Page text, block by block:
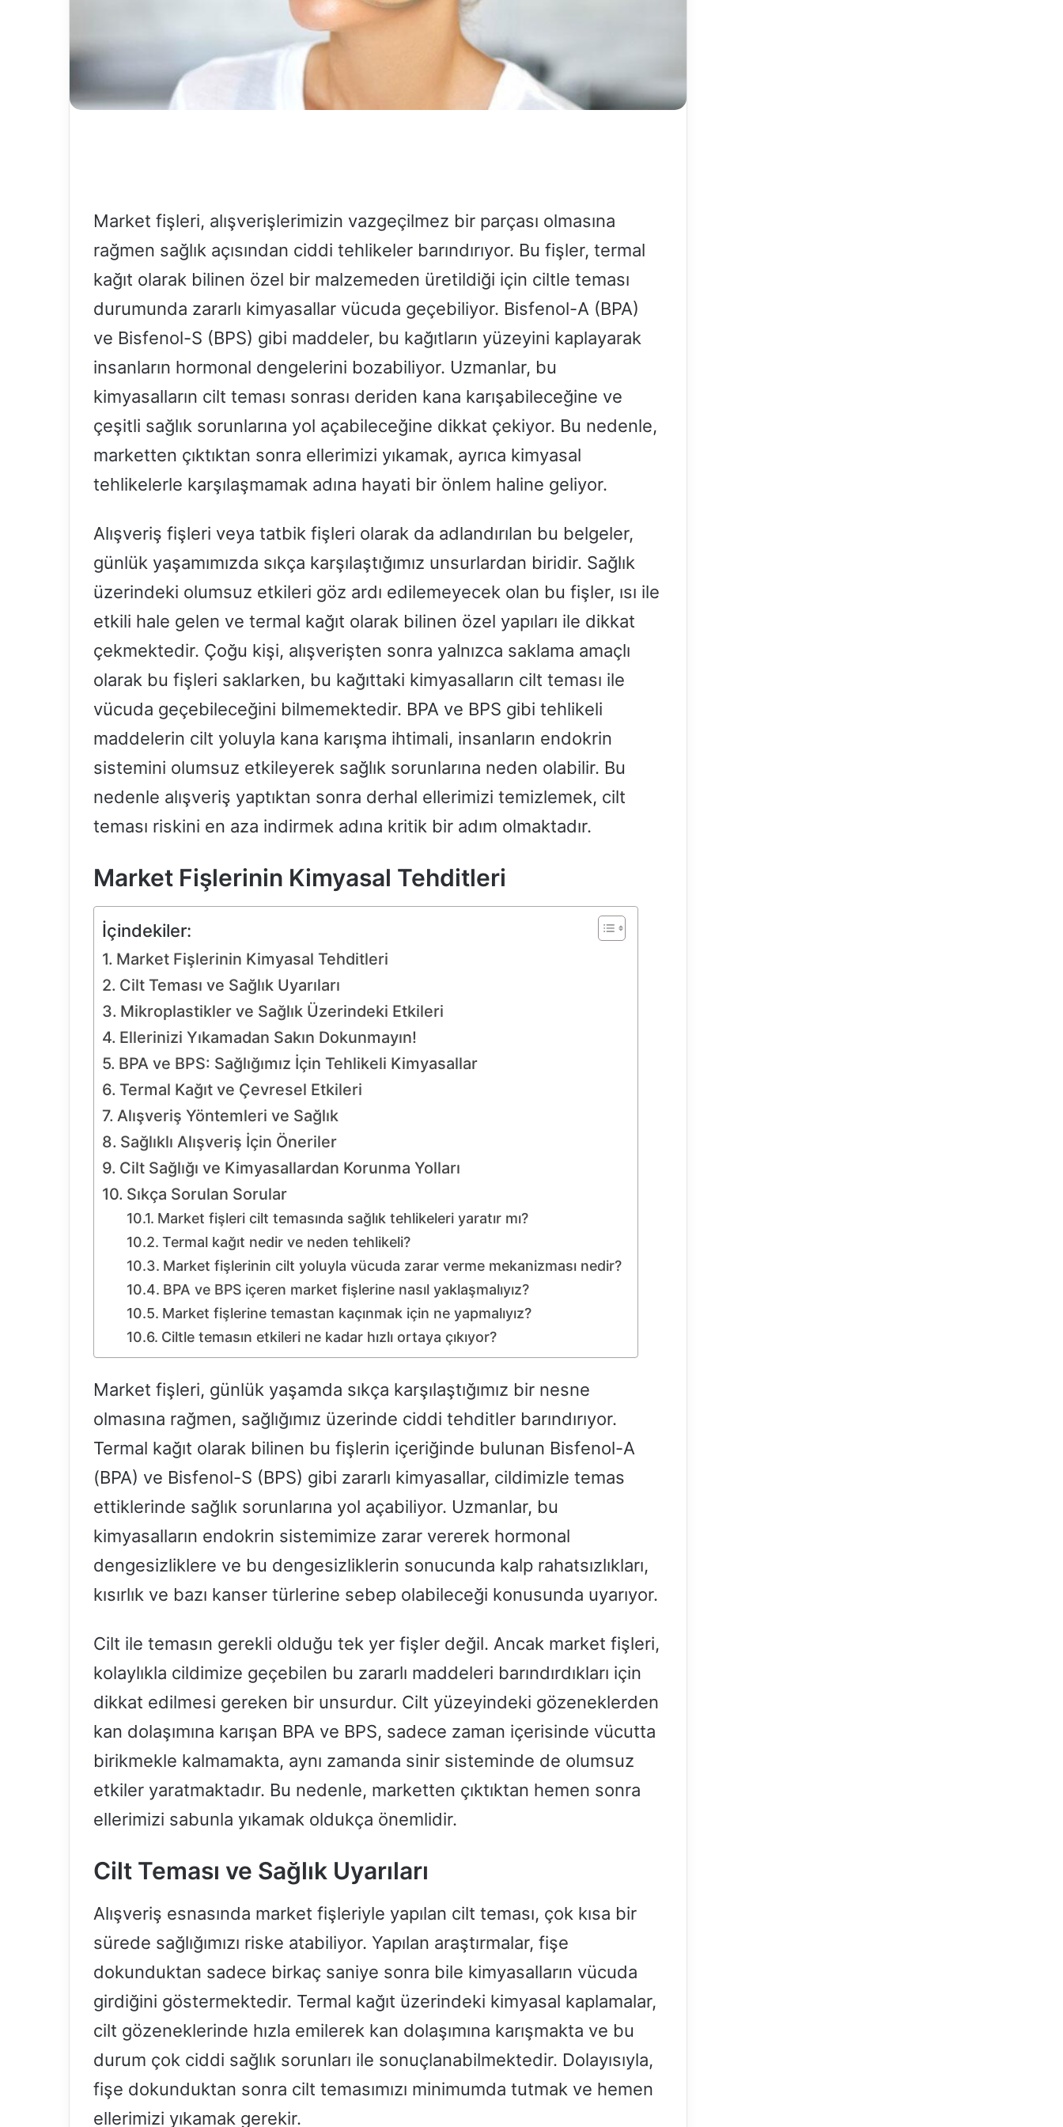
Market fişleri, alışverişlerimizin vazgeçilmez bir parçası olmasına
rağmen sağlık açısından ciddi tehlikeler barındırıyor. Bu fişler, termal
kağıt olarak bilinen özel bir malzemeden üretildiği için ciltle teması
durumunda zararlı kimyasallar vücuda geçebiliyor. Bisfenol-A (BPA)
ve Bisfenol-S (BPS) gibi maddeler, bu kağıtların yüzeyini kaplayarak
insanların hormonal dengelerini bozabiliyor. Uzmanlar, bu
kimyasalların cilt teması sonrası deriden kana karışabileceğine ve
çeşitli sağlık sorunlarına yol açabileceğine dikkat çekiyor. Bu nedenle,
marketten çıktıktan sonra ellerimizi yıkamak, ayrıca kimyasal
tehlikelerle karşılaşmamak adına hayati bir önlem haline geliyor.
Alışveriş fişleri veya tatbik fişleri olarak da adlandırılan bu belgeler,
günlük yaşamımızda sıkça karşılaştığımız unsurlardan biridir. Sağlık
üzerindeki olumsuz etkileri göz ardı edilemeyecek olan bu fişler, ısı ile
etkili hale gelen ve termal kağıt olarak bilinen özel yapıları ile dikkat
çekmektedir. Çoğu kişi, alışverişten sonra yalnızca saklama amaçlı
olarak bu fişleri saklarken, bu kağıttaki kimyasalların cilt teması ile
vücuda geçebileceğini bilmemektedir. BPA ve BPS gibi tehlikeli
maddelerin cilt yoluyla kana karışma ihtimali, insanların endokrin
sistemini olumsuz etkileyerek sağlık sorunlarına neden olabilir. Bu
nedenle alışveriş yaptıktan sonra derhal ellerimizi temizlemek, cilt
teması riskini en aza indirmek adına kritik bir adım olmaktadır.
Market Fişlerinin Kimyasal Tehditleri
İçindekiler:
Market Fişlerinin Kimyasal Tehditleri
Cilt Teması ve Sağlık Uyarıları
Mikroplastikler ve Sağlık Üzerindeki Etkileri
Ellerinizi Yıkamadan Sakın Dokunmayın!
BPA ve BPS: Sağlığımız İçin Tehlikeli Kimyasallar
Termal Kağıt ve Çevresel Etkileri
Alışveriş Yöntemleri ve Sağlık
Sağlıklı Alışveriş İçin Öneriler
Cilt Sağlığı ve Kimyasallardan Korunma Yolları
Sıkça Sorulan Sorular
Market fişleri cilt temasında sağlık tehlikeleri yaratır mı?
Termal kağıt nedir ve neden tehlikeli?
Market fişlerinin cilt yoluyla vücuda zarar verme mekanizması nedir?
BPA ve BPS içeren market fişlerine nasıl yaklaşmalıyız?
Market fişlerine temastan kaçınmak için ne yapmalıyız?
Ciltle temasın etkileri ne kadar hızlı ortaya çıkıyor?
Market fişleri, günlük yaşamda sıkça karşılaştığımız bir nesne
olmasına rağmen, sağlığımız üzerinde ciddi tehditler barındırıyor.
Termal kağıt olarak bilinen bu fişlerin içeriğinde bulunan Bisfenol-A
(BPA) ve Bisfenol-S (BPS) gibi zararlı kimyasallar, cildimizle temas
ettiklerinde sağlık sorunlarına yol açabiliyor. Uzmanlar, bu
kimyasalların endokrin sistemimize zarar vererek hormonal
dengesizliklere ve bu dengesizliklerin sonucunda kalp rahatsızlıkları,
kısırlık ve bazı kanser türlerine sebep olabileceği konusunda uyarıyor.
Cilt ile temasın gerekli olduğu tek yer fişler değil. Ancak market fişleri,
kolaylıkla cildimize geçebilen bu zararlı maddeleri barındırdıkları için
dikkat edilmesi gereken bir unsurdur. Cilt yüzeyindeki gözeneklerden
kan dolaşımına karışan BPA ve BPS, sadece zaman içerisinde vücutta
birikmekle kalmamakta, aynı zamanda sinir sisteminde de olumsuz
etkiler yaratmaktadır. Bu nedenle, marketten çıktıktan hemen sonra
ellerimizi sabunla yıkamak oldukça önemlidir.
Cilt Teması ve Sağlık Uyarıları
Alışveriş esnasında market fişleriyle yapılan cilt teması, çok kısa bir
sürede sağlığımızı riske atabiliyor. Yapılan araştırmalar, fişe
dokunduktan sadece birkaç saniye sonra bile kimyasalların vücuda
girdiğini göstermektedir. Termal kağıt üzerindeki kimyasal kaplamalar,
cilt gözeneklerinde hızla emilerek kan dolaşımına karışmakta ve bu
durum çok ciddi sağlık sorunları ile sonuçlanabilmektedir. Dolayısıyla,
fişe dokunduktan sonra cilt temasımızı minimumda tutmak ve hemen
ellerimizi yıkamak gerekir.